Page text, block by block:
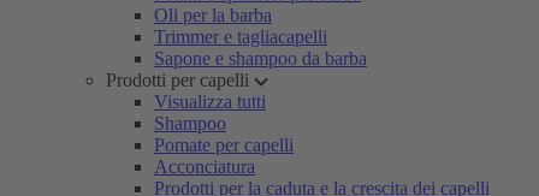
Oli per la barba
Trimmer e tagliacapelli
Sapone e shampoo da barba
Prodotti per capelli
Visualizza tutti
Shampoo
Pomate per capelli
Acconciatura
Prodotti per la caduta e la crescita dei capelli